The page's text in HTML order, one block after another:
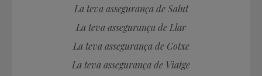
La teva assegurança de Salut
La teva assegurança de Llar
La teva assegurança de Cotxe
La teva assegurança de Viatge